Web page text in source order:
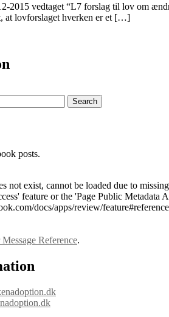
2015 vedtaget “L7 forslag til lov om
at lovforslaget hverken er et […]
posts.
not exist, cannot be loaded due to
feature or the 'Page Public Metadata
docs/apps/review/
Reference.